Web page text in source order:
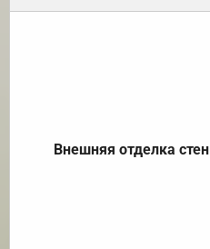
Внешняя отделка стен